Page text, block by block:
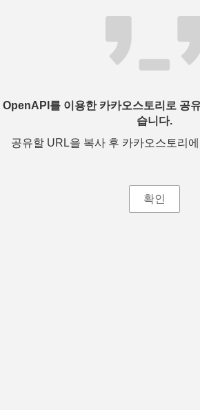
OpenAPI를 이용한 카카오스토리로 공
습니다.
공유할 URL을 복사 후 카카오스토리
확인